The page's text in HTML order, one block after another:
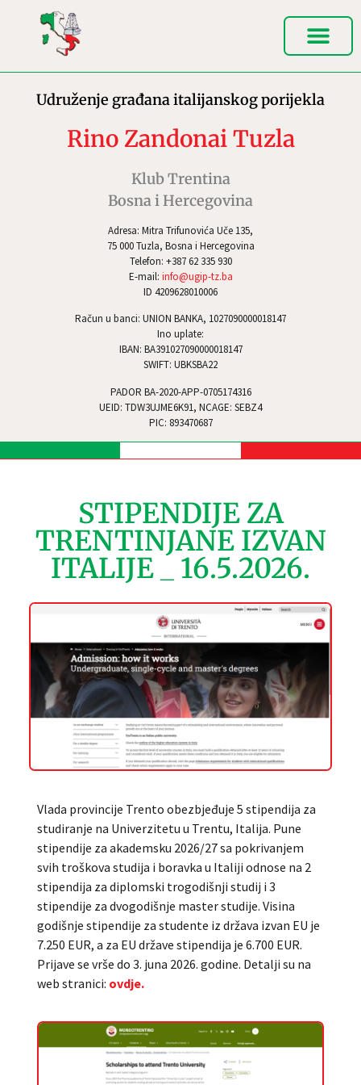
Adresa: Mitra Trifunovića Uče 135,
75 000 Tuzla, Bosna i Hercegovina
Telefon: +387 62 335 930
E-mail: info@ugip-tz.ba
ID 4209628010006
Račun u banci: UNION BANKA, 1027090000018147
Ino uplate:
IBAN: BA391027090000018147
SWIFT: UBKSBA22
PADOR BA-2020-APP-0705174316
UEID: TDW3UJME6K91, NCAGE: SEBZ4
PIC: 893470687
Udruženje građana italijanskog porijekla
Rino Zandonai Tuzla
Klub Trentina
Bosna i Hercegovina
STIPENDIJE ZA
TRENTINJANE IZVAN
ITALIJE _ 16.5.2026.
Vlada provincije Trento obezbjeđuje 5 stipendija za
studiranje na Univerzitetu u Trentu, Italija. Pune
stipendije za akademsku 2026/27 sa pokrivanjem
svih troškova studija i boravka u Italiji odnose na 2
stipendija za diplomski trogodišnji studij i 3
stipendije za dvogodišnje master studije. Visina
godišnje stipendije za studente iz država izvan EU je
7.250 EUR, a za EU države stipendija je 6.700 EUR.
Prijave se vrše do 3. juna 2026. godine. Detalji su na
web stranici: ovdje.